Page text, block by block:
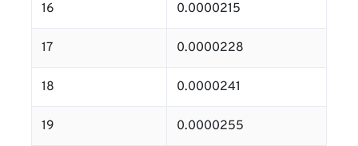
16 0.0000215
17 0.0000228
18 0.0000241
19 0.0000255